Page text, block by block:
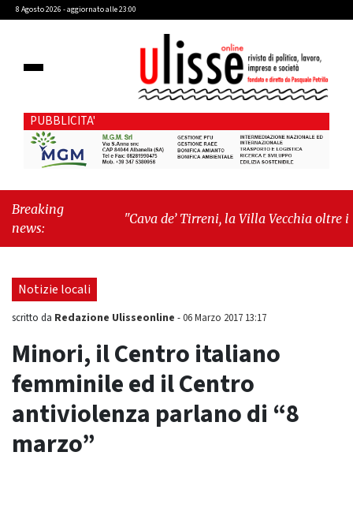
8 Agosto 2026 - aggiornato alle 23:00
PUBBLICITA'
Breaking
news:
"Cava de’ Tirreni, la Villa Vecchia oltre i
seduta consiliare: “Serve chiarezza!”"
Notizie locali
scritto da Redazione Ulisseonline -06 Marzo 2017 13:17
Minori, il Centro italiano
femminile ed il Centro
antiviolenza parlano di “8
marzo”